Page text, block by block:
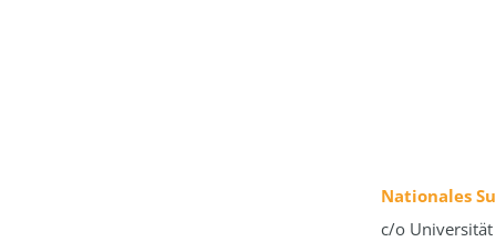
Nationales
c/o Universität